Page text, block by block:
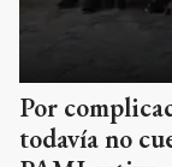
Por
todavía no
PAMI activo